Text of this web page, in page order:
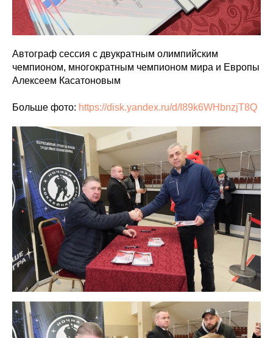
Автограф сессия с двукратным олимпийским
чемпионом, многократным чемпионом мира и Европы
Алексеем Касатоновым
Больше фото: https://disk.yandex.ru/d/I89k6WHbnzjT8Q